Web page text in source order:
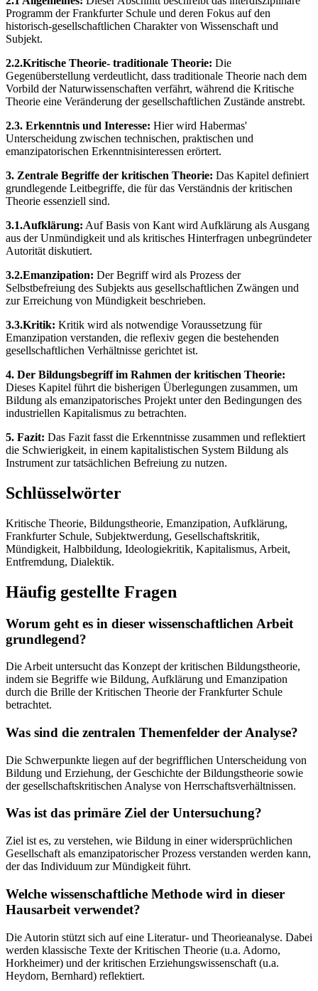
Programm der Frankfurter Schule und deren Fokus auf den
historisch-gesellschaftlichen Charakter von Wissenschaft und
Subjekt.
2.2.Kritische Theorie- traditionale Theorie: Die
Gegenüberstellung verdeutlicht, dass traditionale Theorie nach dem
Vorbild der Naturwissenschaften verfährt, während die Kritische
Theorie eine Veränderung der gesellschaftlichen Zustände anstrebt.
2.3. Erkenntnis und Interesse: Hier wird Habermas'
Unterscheidung zwischen technischen, praktischen und
emanzipatorischen Erkenntnisinteressen erörtert.
3. Zentrale Begriffe der kritischen Theorie: Das Kapitel definiert
grundlegende Leitbegriffe, die für das Verständnis der kritischen
Theorie essenziell sind.
3.1.Aufklärung: Auf Basis von Kant wird Aufklärung als Ausgang
aus der Unmündigkeit und als kritisches Hinterfragen unbegründeter
Autorität diskutiert.
3.2.Emanzipation: Der Begriff wird als Prozess der
Selbstbefreiung des Subjekts aus gesellschaftlichen Zwängen und
zur Erreichung von Mündigkeit beschrieben.
3.3.Kritik: Kritik wird als notwendige Voraussetzung für
Emanzipation verstanden, die reflexiv gegen die bestehenden
gesellschaftlichen Verhältnisse gerichtet ist.
4. Der Bildungsbegriff im Rahmen der kritischen Theorie:
Dieses Kapitel führt die bisherigen Überlegungen zusammen, um
Bildung als emanzipatorisches Projekt unter den Bedingungen des
industriellen Kapitalismus zu betrachten.
5. Fazit: Das Fazit fasst die Erkenntnisse zusammen und reflektiert
die Schwierigkeit, in einem kapitalistischen System Bildung als
Instrument zur tatsächlichen Befreiung zu nutzen.
Schlüsselwörter
Kritische Theorie, Bildungstheorie, Emanzipation, Aufklärung,
Frankfurter Schule, Subjektwerdung, Gesellschaftskritik,
Mündigkeit, Halbbildung, Ideologiekritik, Kapitalismus, Arbeit,
Entfremdung, Dialektik.
Häufig gestellte Fragen
Worum geht es in dieser wissenschaftlichen Arbeit
grundlegend?
Die Arbeit untersucht das Konzept der kritischen Bildungstheorie,
indem sie Begriffe wie Bildung, Aufklärung und Emanzipation
durch die Brille der Kritischen Theorie der Frankfurter Schule
betrachtet.
Was sind die zentralen Themenfelder der Analyse?
Die Schwerpunkte liegen auf der begrifflichen Unterscheidung von
Bildung und Erziehung, der Geschichte der Bildungstheorie sowie
der gesellschaftskritischen Analyse von Herrschaftsverhältnissen.
Was ist das primäre Ziel der Untersuchung?
Ziel ist es, zu verstehen, wie Bildung in einer widersprüchlichen
Gesellschaft als emanzipatorischer Prozess verstanden werden kann,
der das Individuum zur Mündigkeit führt.
Welche wissenschaftliche Methode wird in dieser
Hausarbeit verwendet?
Die Autorin stützt sich auf eine Literatur- und Theorieanalyse. Dabei
werden klassische Texte der Kritischen Theorie (u.a. Adorno,
Horkheimer) und der kritischen Erziehungswissenschaft (u.a.
Heydorn, Bernhard) reflektiert.